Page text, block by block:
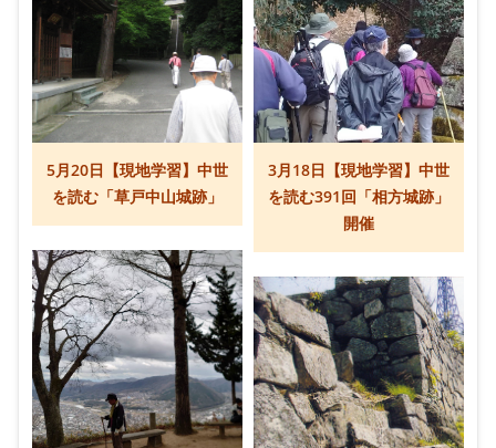
5月20日【現地学習】中世
を読む「草戸中山城跡」
3月18日【現地学習】中世
を読む391回「相方城跡」
開催